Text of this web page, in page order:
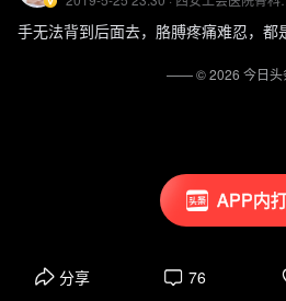
APP内
手无法背到后面去，胳膊疼痛难忍，都
分享 76
—— ©2026 今日头